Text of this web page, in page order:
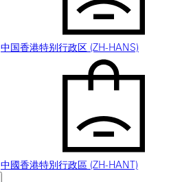
中国香港特别行政区 (ZH-HANS)
中國香港特別行政區 (ZH-HANT)